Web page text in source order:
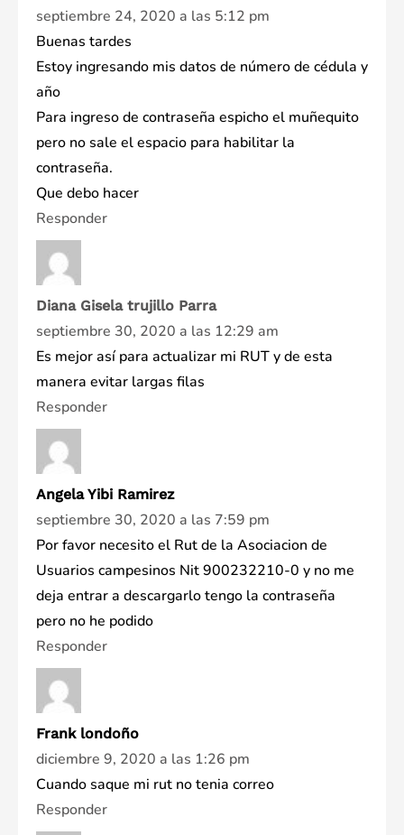
septiembre 24, 2020 a las 5:12 pm
Buenas tardes
Estoy ingresando mis datos de número de cédula y
año
Para ingreso de contraseña espicho el muñequito
pero no sale el espacio para habilitar la
contraseña.
Que debo hacer
Responder
Diana Gisela trujillo Parra
septiembre 30, 2020 a las 12:29 am
Es mejor así para actualizar mi RUT y de esta
manera evitar largas filas
Responder
Angela Yibi Ramirez
septiembre 30, 2020 a las 7:59 pm
Por favor necesito el Rut de la Asociacion de
Usuarios campesinos Nit 900232210-0 y no me
deja entrar a descargarlo tengo la contraseña
pero no he podido
Responder
Frank londoño
diciembre 9, 2020 a las 1:26 pm
Cuando saque mi rut no tenia correo
Responder